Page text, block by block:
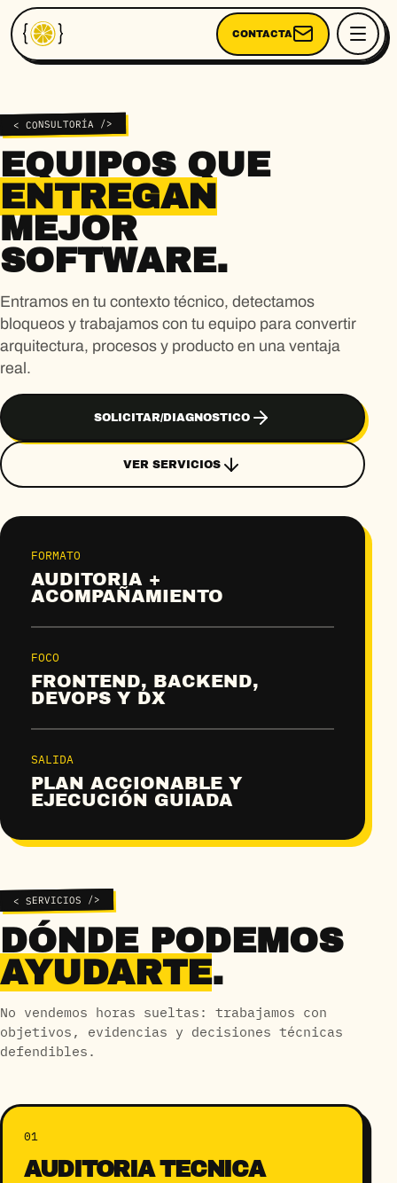
CONTACTA
< CONSULTORÍA />
EQUIPOS QUE
ENTREGAN
MEJOR
SOFTWARE.
Entramos en tu contexto técnico, detectamos
bloqueos y trabajamos con tu equipo para convertir
arquitectura, procesos y producto en una ventaja
real.
SOLICITAR/DIAGNOSTICO
VER SERVICIOS
FORMATO
AUDITORIA +
ACOMPAÑAMIENTO
FOCO
FRONTEND, BACKEND,
DEVOPS Y DX
SALIDA
PLAN ACCIONABLE Y
EJECUCIÓN GUIADA
< SERVICIOS />
DÓNDE PODEMOS
AYUDARTE.
No vendemos horas sueltas: trabajamos con
objetivos, evidencias y decisiones técnicas
defendibles.
01
AUDITORÍA TÉCNICA